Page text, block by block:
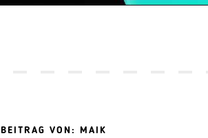
BEITRAG VON: MAIK